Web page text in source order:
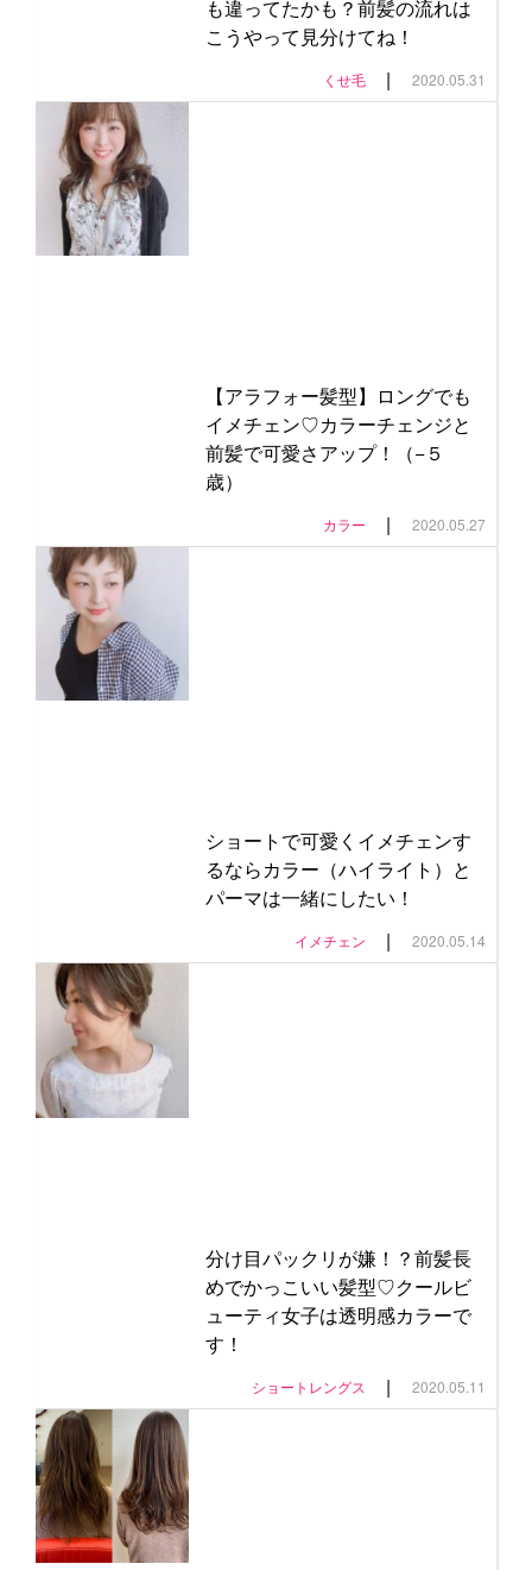
も違ってたかも？前髪の流れは
こうやって見分けてね！
くせ毛 | 2020.05.31
【アラフォー髪型】ロングでも
イメチェン♡カラーチェンジと
前髪で可愛さアップ！（−５
歳）
カラー | 2020.05.27
ショートで可愛くイメチェンす
るならカラー（ハイライト）と
パーマは一緒にしたい！
イメチェン | 2020.05.14
分け目パックリが嫌！？前髪長
めでかっこいい髪型♡クールビ
ューティ女子は透明感カラーで
す！
ショートレングス | 2020.05.11